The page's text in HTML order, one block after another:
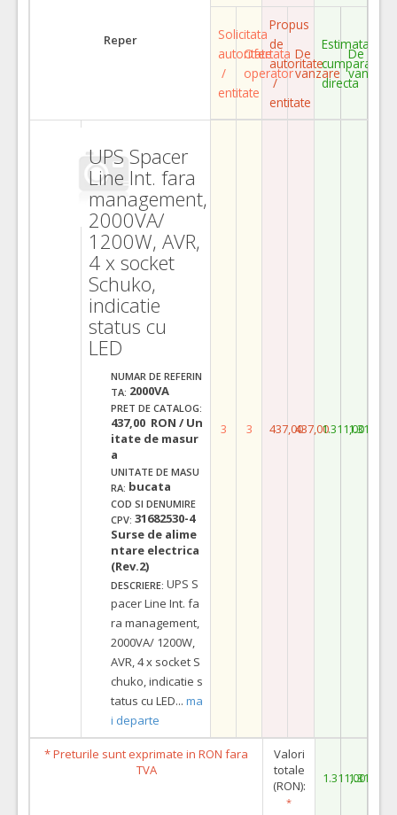
Reper
Solicitata
autoritate
/
entitate
Ofertata
operator
Propus
de
autoritate
/
entitate
De
vanzare
Estimata
cumparare
directa
De
vanzare
UPS Spacer
Line Int. fara
management,
2000VA/
1200W, AVR,
4 x socket
Schuko,
indicatie
status cu
LED
NUMAR DE REFERIN
TA: 2000VA
PRET DE CATALOG:
437,00 RON / Un
itate de masur
a
UNITATE DE MASU
RA: bucata
COD SI DENUMIRE
CPV: 31682530-4
Surse de alime
ntare electrica
(Rev.2)
DESCRIERE: UPS S
pacer Line Int. fa
ra management,
2000VA/ 1200W,
AVR, 4 x socket S
chuko, indicatie s
tatus cu LED... ma
i departe
3 3 437,00437,001.311,001.311,00
* Preturile sunt exprimate in RON fara
TVA
Valori
totale
(RON):
*
1.311,001.311,00